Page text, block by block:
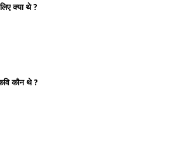
क्या थे ?
कौन थे ?